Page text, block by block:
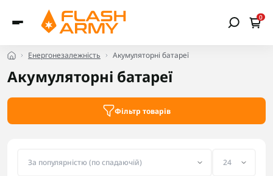
0
Енергонезалежність Акумуляторні батареї
Акумуляторні батареї
Фільтр товарів